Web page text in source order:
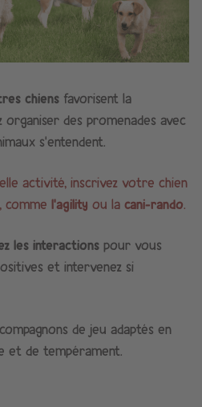
chiens favorisent la
organiser des promenades avec
s’entendent.
activité, inscrivez votre chien
comme l’agility ou la cani-rando.​
les interactions pour vous
et intervenez si
de jeu adaptés en
et de tempérament.​